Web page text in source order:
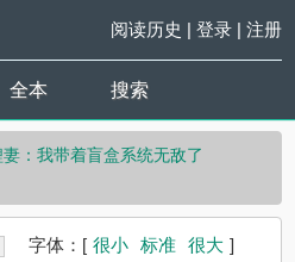
阅读历史 | 登录| 注册
全本 搜索
：我带着盲盒系统无敌了
字体： [ 很小 标准 很大 ]